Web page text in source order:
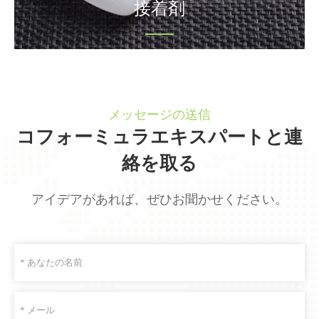
接着剤
メッセージの送信
コフォーミュラエキスパートと連
絡を取る
アイデアがあれば、ぜひお聞かせください。